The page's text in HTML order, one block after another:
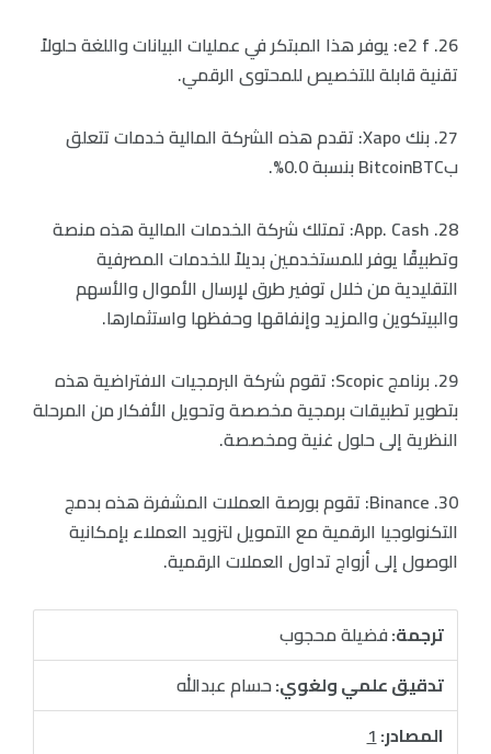
26. e2 f: يوفر هذا المبتكر في عمليات البيانات واللغة حلولاً
تقنية قابلة للتخصيص للمحتوى الرقمي.
27. بنك Xapo: تقدم هذه الشركة المالية خدمات تتعلق
بBitcoinBTC بنسبة 0.0%.
28. App. Cash: تمتلك شركة الخدمات المالية هذه منصة
وتطبيقًا يوفر للمستخدمين بديلاً للخدمات المصرفية
التقليدية من خلال توفير طرق لإرسال الأموال والأسهم
والبيتكوين والمزيد وإنفاقها وحفظها واستثمارها.
29. برنامج Scopic: تقوم شركة البرمجيات الافتراضية هذه
بتطوير تطبيقات برمجية مخصصة وتحويل الأفكار من المرحلة
النظرية إلى حلول غنية ومخصصة.
30. Binance: تقوم بورصة العملات المشفرة هذه بدمج
التكنولوجيا الرقمية مع التمويل لتزويد العملاء بإمكانية
الوصول إلى أزواج تداول العملات الرقمية.
ترجمة:فضيلة محجوب
تدقيق علمي ولغوي:حسام عبدالله
المصادر:1